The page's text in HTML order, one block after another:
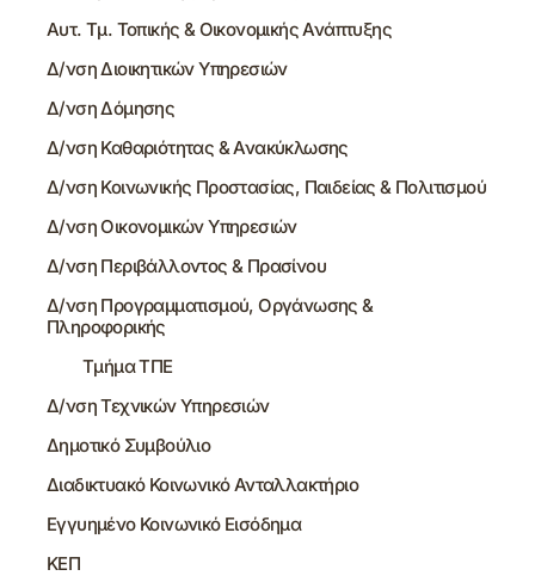
Αυτ. Τμ. Τοπικής & Οικονομικής Ανάπτυξης
Δ/νση Διοικητικών Υπηρεσιών
Δ/νση Δόμησης
Δ/νση Καθαριότητας & Ανακύκλωσης
Δ/νση Κοινωνικής Προστασίας, Παιδείας & Πολιτισμού
Δ/νση Οικονομικών Υπηρεσιών
Δ/νση Περιβάλλοντος & Πρασίνου
Δ/νση Προγραμματισμού, Οργάνωσης &
Πληροφορικής
Τμήμα ΤΠΕ
Δ/νση Τεχνικών Υπηρεσιών
Δημοτικό Συμβούλιο
Διαδικτυακό Κοινωνικό Ανταλλακτήριο
Εγγυημένο Κοινωνικό Εισόδημα
ΚΕΠ